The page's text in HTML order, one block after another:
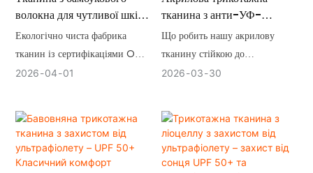
волокна для чутливої ​​шкіри
дитини
Екологічно чиста фабрика
тканин із сертифікаціями OCS,
GRS, FSC, GOTS та OEKO-
2026 04 01
тканина з анти-УФ-
захистом – UPF 50+ Тепло
та довговічність
Що робить нашу акрилову
тканину стійкою до
ультрафіолетового
2026 03 30